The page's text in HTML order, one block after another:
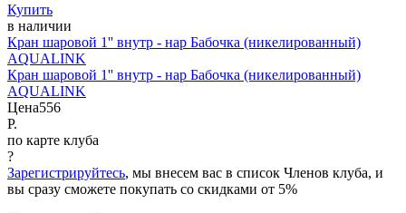
Купить
в наличии
Кран шаровой 1'' внутр - нар Бабочка (никелированный)
AQUALINK
Кран шаровой 1'' внутр - нар Бабочка (никелированный)
AQUALINK
Цена556
Р.
по карте клуба
?
Зарегистрируйтесь, мы внесем вас в список Членов клуба, и
вы сразу сможете покупать со скидками от 5%